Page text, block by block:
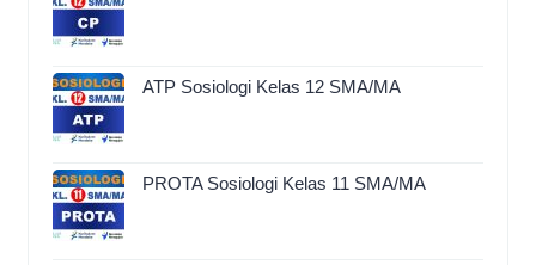
ATP Sosiologi Kelas 12 SMA/MA
PROTA Sosiologi Kelas 11 SMA/MA